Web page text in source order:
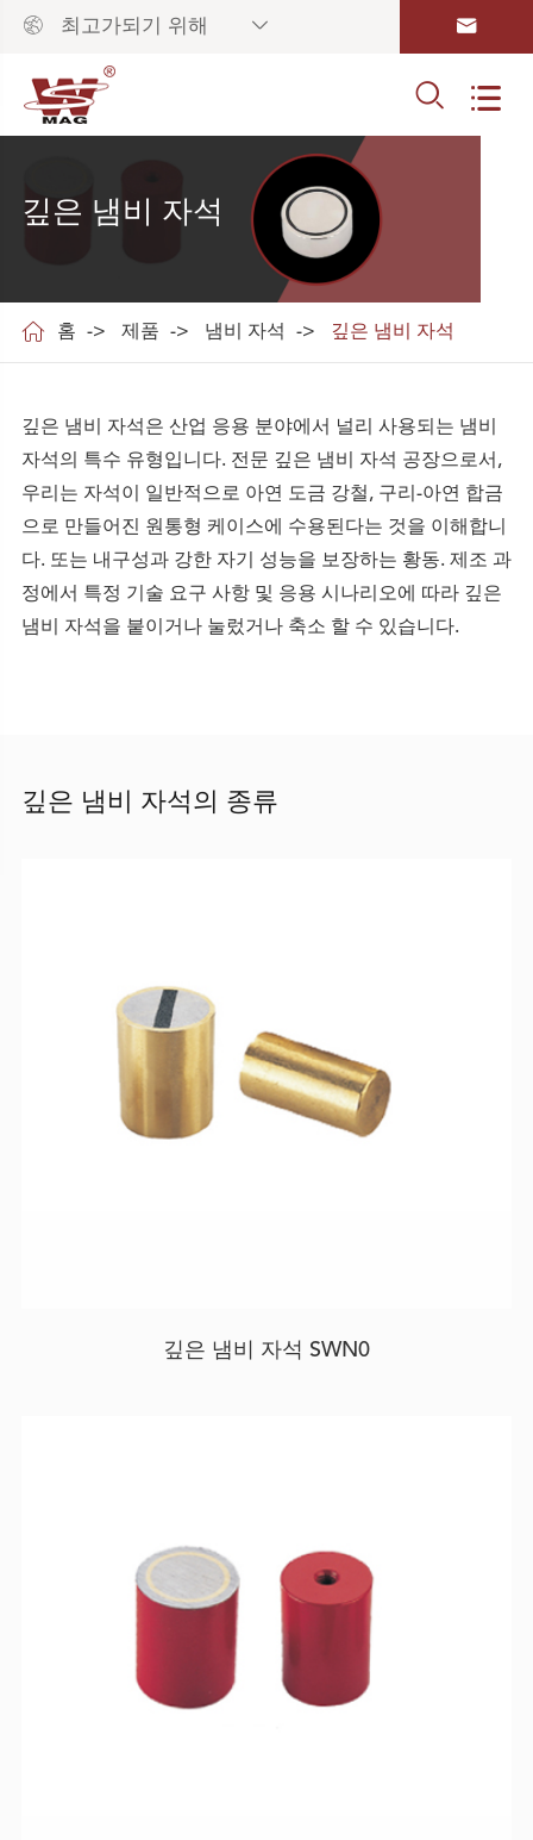
 최고가되기 위해  
 
깊은 냄비 자석
 홈 제품 냄비 자석 깊은 냄비 자석
깊은 냄비 자석은 산업 응용 분야에서 널리 사용되는 냄비
자석의 특수 유형입니다. 전문 깊은 냄비 자석 공장으로서,
우리는 자석이 일반적으로 아연 도금 강철, 구리-아연 합금
으로 만들어진 원통형 케이스에 수용된다는 것을 이해합니
다. 또는 내구성과 강한 자기 성능을 보장하는 황동. 제조 과
정에서 특정 기술 요구 사항 및 응용 시나리오에 따라 깊은
냄비 자석을 붙이거나 눌렀거나 축소 할 수 있습니다.
깊은 냄비 자석의 종류
깊은 냄비 자석 SWN0